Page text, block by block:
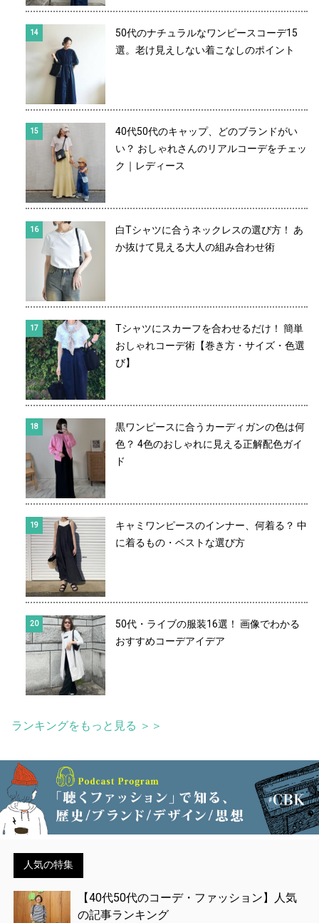
50代のナチュラルなワンピースコーデ15
選。老け見えしない着こなしのポイント
40代50代のキャップ、どのブランドがい
い？ おしゃれさんのリアルコーデをチェッ
ク｜レディース
白Tシャツに合うネックレスの選び方！ あ
か抜けて見える大人の組み合わせ術
Tシャツにスカーフを合わせるだけ！ 簡単
おしゃれコーデ術【巻き方・サイズ・色選
び】
黒ワンピースに合うカーディガンの色は何
色？ 4色のおしゃれに見える正解配色ガイ
ド
キャミワンピースのインナー、何着る？ 中
に着るもの・ベストな選び方
50代・ライブの服装16選！ 画像でわかる
おすすめコーデアイデア
ランキングをもっと見る ＞＞
人気の特集
【40代50代のコーデ・ファッション】人気
の記事ランキング